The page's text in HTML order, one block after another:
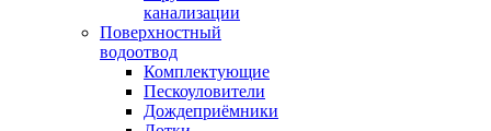
канализации
Поверхностный
водоотвод
Комплектующие
Пескоуловители
Дождеприёмники